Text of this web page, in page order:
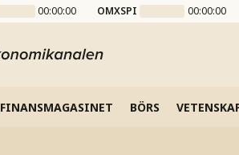
00:00:00 OMXSPI 00:00:00
FINANSMAGASINET BÖRS